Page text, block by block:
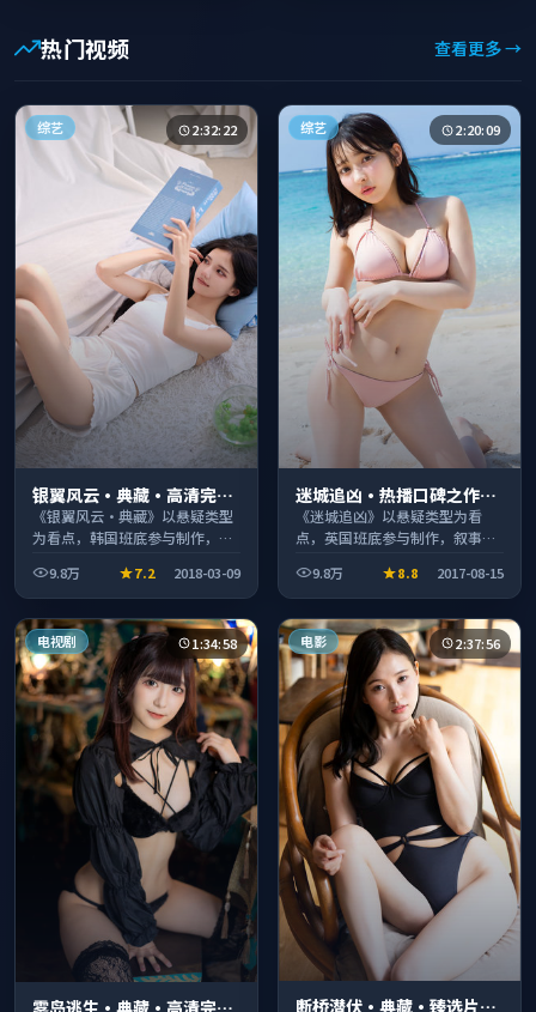
热门视频 查看更多 →
综艺 2:32:22
银翼风云·典藏·高清完整
收录适合周末一口气刷完
《银翼风云·典藏》以悬疑类型
为看点，韩国班底参与制作，叙
段观看。
9.8万 7.2 2018-03-09
综艺 2:20:09
迷城追凶·热播口碑之作剧
情扎实演技在线
《迷城追凶》以悬疑类型为看
点，英国班底参与制作，叙事完
看。9.8万 8.8 2017-08-15
电视剧 1:34:58
雾岛逃生·典藏·高清完整
电影 2:37:56
断桥潜伏·典藏·臻选片单